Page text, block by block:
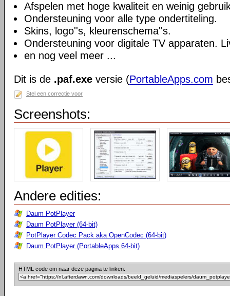
Afspelen met hoge kwaliteit en weinig
Ondersteuning voor alle type ondertiteling.
Skins, logo''s, kleurenschema''s.
Ondersteuning voor digitale TV apparaten.
en nog veel meer ...
Dit is de .paf.exe versie (PortableApps.com
Stel een correctie voor
Screenshots:
Andere edities:
Daum PotPlayer
Daum PotPlayer (64-bit)
PotPlayer Codec Pack aka OpenCodec (64-bit)
Daum PotPlayer (PortableApps 64-bit)
HTML code om naar deze pagina te linken: